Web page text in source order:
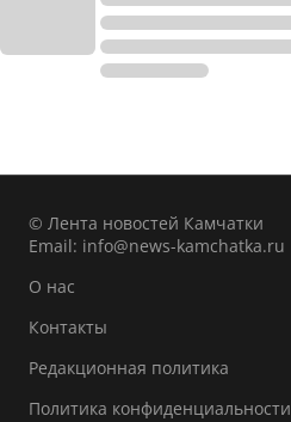
© Лента новостей Камчатки
Email: info@news-kamchatka.ru
О нас
Контакты
Редакционная политика
Политика конфиденциальности